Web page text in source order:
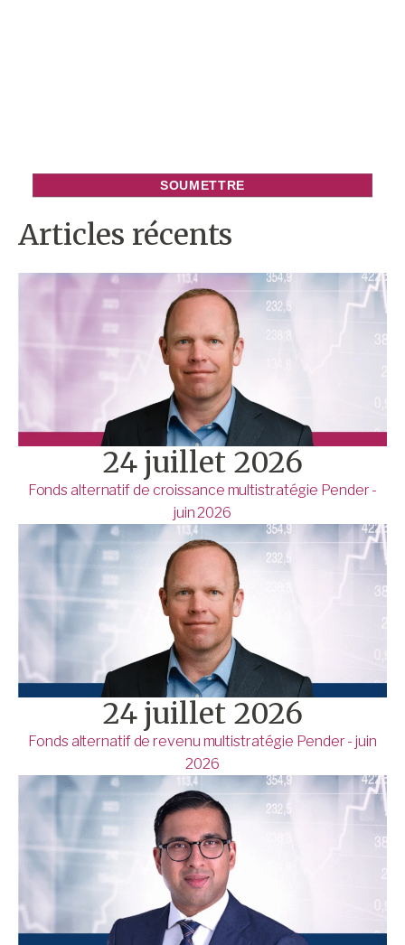
Articles récents
24 juillet 2026
Fonds alternatif de croissance multistratégie Pender -
juin 2026
24 juillet 2026
Fonds alternatif de revenu multistratégie Pender - juin
2026